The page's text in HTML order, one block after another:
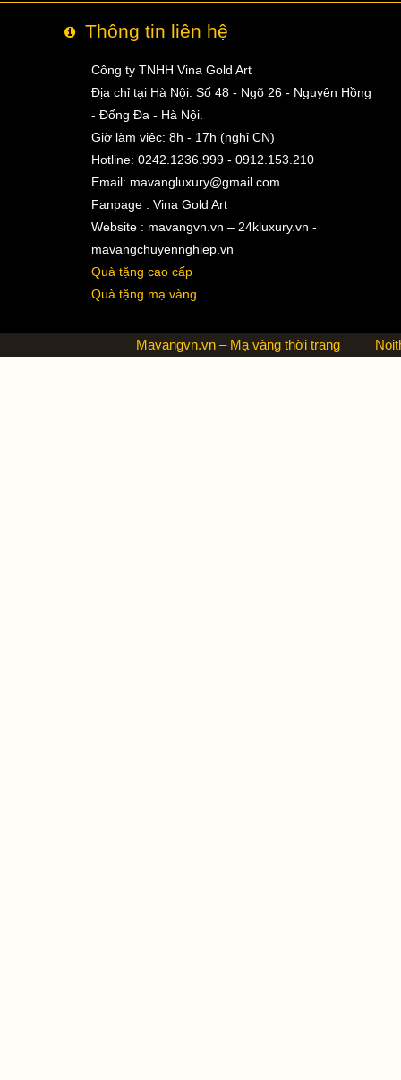
Thông tin liên hệ
Công ty TNHH Vina Gold Art
Địa chỉ tại Hà Nội: Số 48 - Ngõ 26 - Nguyên Hồng
- Đống Đa - Hà Nội.
Giờ làm việc: 8h - 17h (nghỉ CN)
Hotline: 0242.1236.999 - 0912.153.210
Email: mavangluxury@gmail.com
Fanpage : Vina Gold Art
Website : mavangvn.vn – 24kluxury.vn -
mavangchuyennghiep.vn
Quà tặng cao cấp
Quà tặng mạ vàng
Mavangvn.vn – Mạ vàng thời trang